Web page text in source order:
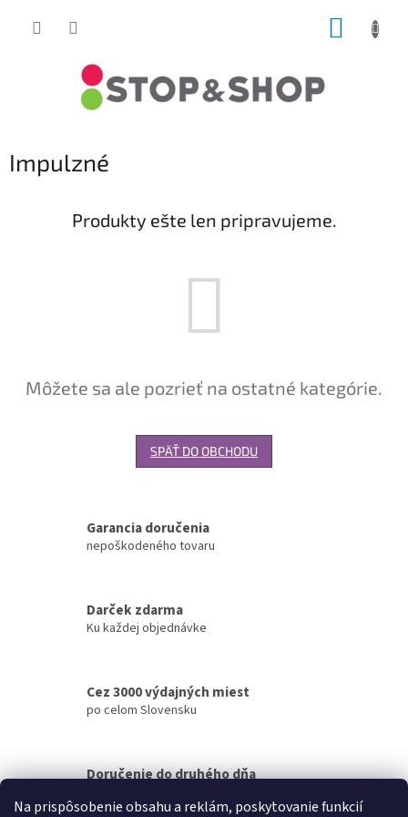
Na prispôsobenie obsahu a reklám, poskytovanie funkcií
Impulzné
Produkty ešte len pripravujeme.
Môžete sa ale pozrieť na ostatné kategórie.
SPÄŤ DO OBCHODU
Garancia doručenia
nepoškodeného tovaru
Darček zdarma
Ku každej objednávke
Cez 3000 výdajných miest
po celom Slovensku
Doručenie do druhého dňa